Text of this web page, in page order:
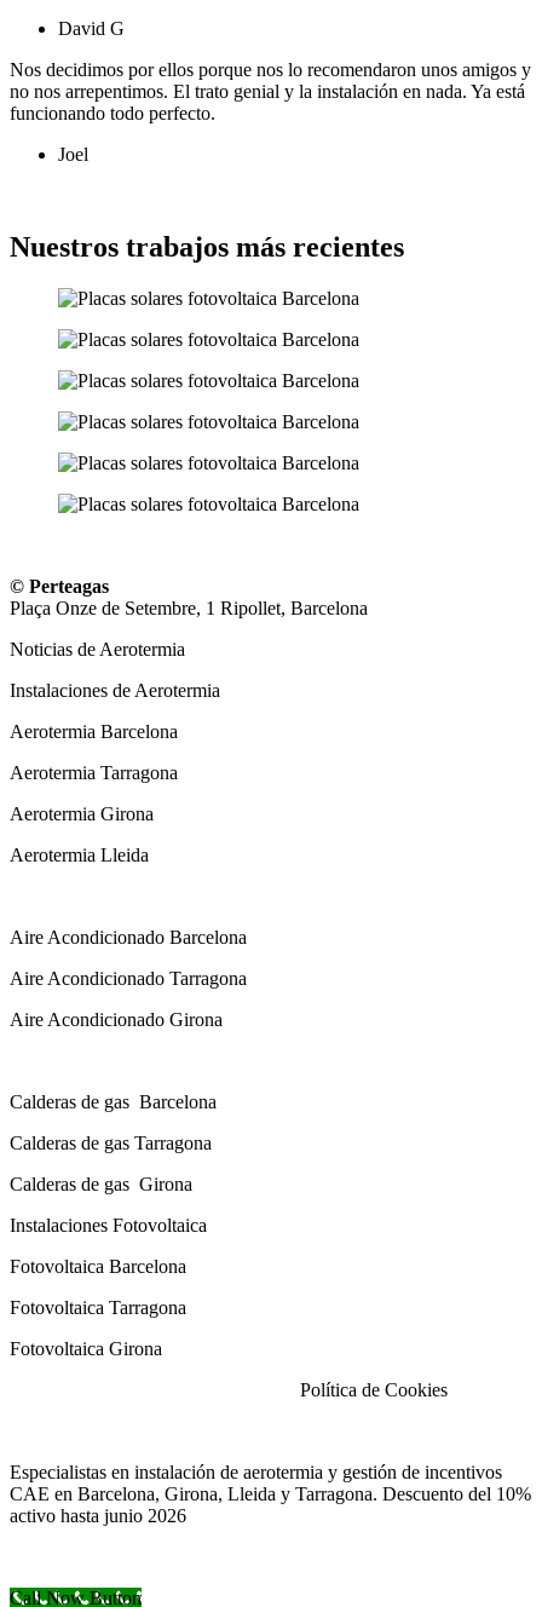
David G
Nos decidimos por ellos porque nos lo recomendaron unos amigos y
no nos arrepentimos. El trato genial y la instalación en nada. Ya está
funcionando todo perfecto.
Joel
Nuestros trabajos más recientes
© Perteagas
Plaça Onze de Setembre, 1 Ripollet, Barcelona
Noticias de Aerotermia
Instalaciones de Aerotermia
Aerotermia Barcelona
Aerotermia Tarragona
Aerotermia Girona
Aerotermia Lleida
Aire Acondicionado Barcelona
Aire Acondicionado Tarragona
Aire Acondicionado Girona
Calderas de gas Barcelona
Calderas de gas Tarragona
Calderas de gas Girona
Instalaciones Fotovoltaica
Fotovoltaica Barcelona
Fotovoltaica Tarragona
Fotovoltaica Girona
Política de Cookies
Especialistas en instalación de aerotermia y gestión de incentivos
CAE en Barcelona, Girona, Lleida y Tarragona. Descuento del 10%
activo hasta junio 2026
Call Now Button